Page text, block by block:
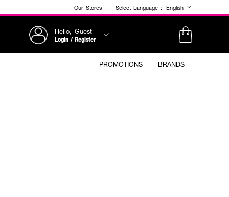
Our Stores Select Language : English
Hello, Guest
Login / Register
PROMOTIONS BRANDS